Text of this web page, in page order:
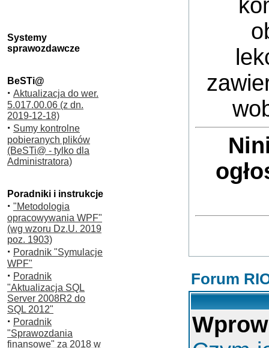
Systemy
sprawozdawcze
BeSTi@
· Aktualizacja do wer.
5.017.00.06 (z dn.
2019-12-18)
· Sumy kontrolne
pobieranych plików
(BeSTi@ - tylko dla
Administratora)
Poradniki i instrukcje
· "Metodologia
opracowywania WPF"
(wg wzoru Dz.U. 2019
poz. 1903)
· Poradnik "Symulacje
WPF"
· Poradnik
"Aktualizacja SQL
Server 2008R2 do
SQL 2012"
· Poradnik
"Sprawozdania
finansowe" za 2018 w
Forum